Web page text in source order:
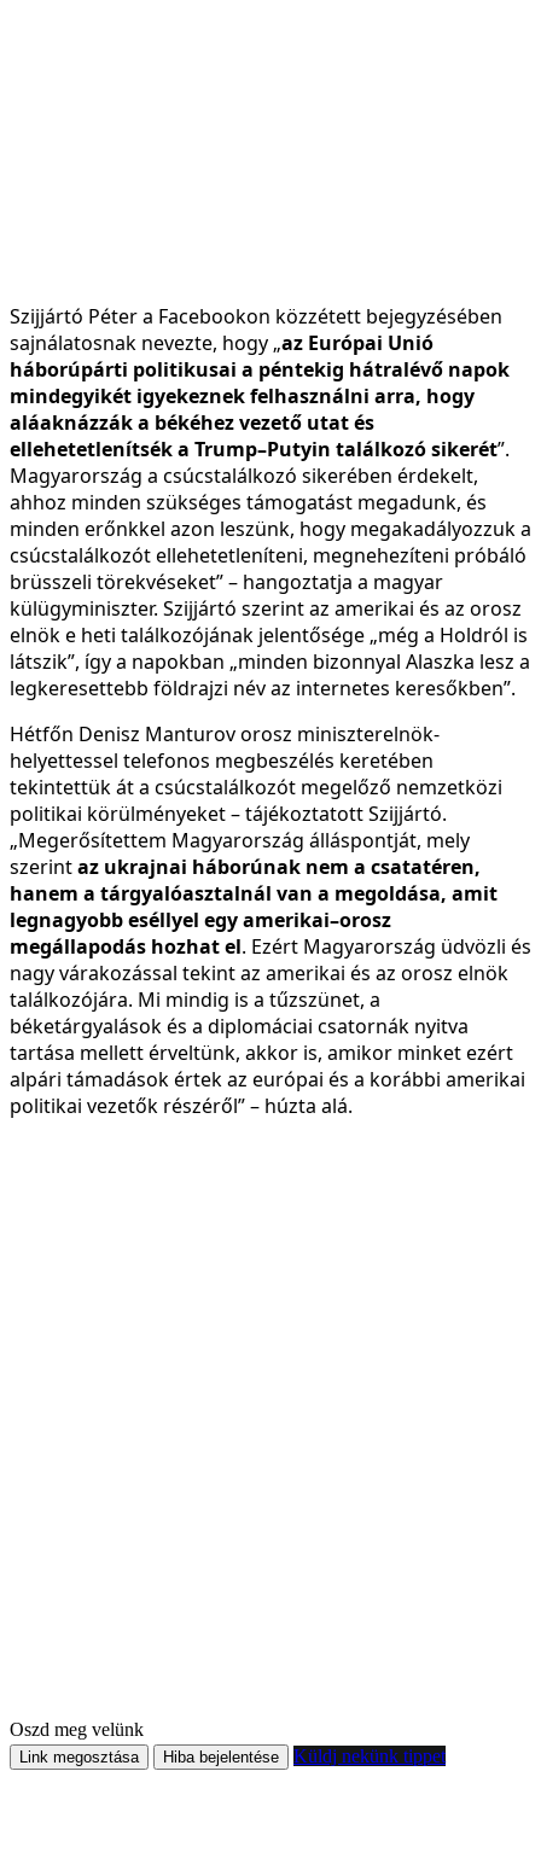
Szijjártó Péter a Facebookon közzétett bejegyzésében
sajnálatosnak nevezte, hogy „az Európai Unió
háborúpárti politikusai a péntekig hátralévő napok
mindegyikét igyekeznek felhasználni arra, hogy
aláaknázzák a békéhez vezető utat és
ellehetetlenítsék a Trump–Putyin találkozó sikerét”.
Magyarország a csúcstalálkozó sikerében érdekelt,
ahhoz minden szükséges támogatást megadunk, és
minden erőnkkel azon leszünk, hogy megakadályozzuk a
csúcstalálkozót ellehetetleníteni, megnehezíteni próbáló
brüsszeli törekvéseket” – hangoztatja a magyar
külügyminiszter. Szijjártó szerint az amerikai és az orosz
elnök e heti találkozójának jelentősége „még a Holdról is
látszik”, így a napokban „minden bizonnyal Alaszka lesz a
legkeresettebb földrajzi név az internetes keresőkben”.
Hétfőn Denisz Manturov orosz miniszterelnök-
helyettessel telefonos megbeszélés keretében
tekintettük át a csúcstalálkozót megelőző nemzetközi
politikai körülményeket – tájékoztatott Szijjártó.
„Megerősítettem Magyarország álláspontját, mely
szerintaz ukrajnai háborúnak nem a csatatéren,
hanem a tárgyalóasztalnál van a megoldása, amit
legnagyobb eséllyel egy amerikai–orosz
megállapodás hozhat el. Ezért Magyarország üdvözli és
nagy várakozással tekint az amerikai és az orosz elnök
találkozójára. Mi mindig is a tűzszünet, a
béketárgyalások és a diplomáciai csatornák nyitva
tartása mellett érveltünk, akkor is, amikor minket ezért
alpári támadások értek az európai és a korábbi amerikai
politikai vezetők részéről” – húzta alá.
Oszd meg velünk
Link megosztása Hiba bejelentése Küldj nekünk tippet